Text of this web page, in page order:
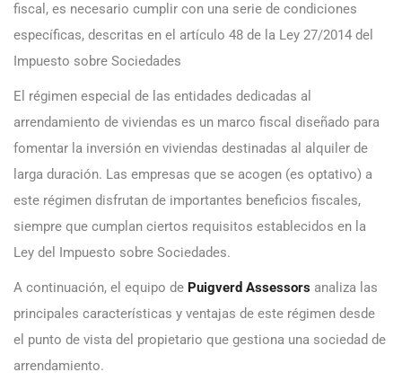
fiscal, es necesario cumplir con una serie de condiciones
específicas, descritas en el artículo 48 de la Ley 27/2014 del
Impuesto sobre Sociedades
El régimen especial de las entidades dedicadas al
arrendamiento de viviendas es un marco fiscal diseñado para
fomentar la inversión en viviendas destinadas al alquiler de
larga duración. Las empresas que se acogen (es optativo) a
este régimen disfrutan de importantes beneficios fiscales,
siempre que cumplan ciertos requisitos establecidos en la
Ley del Impuesto sobre Sociedades.
A continuación, el equipo de Puigverd Assessors analiza las
principales características y ventajas de este régimen desde
el punto de vista del propietario que gestiona una sociedad de
arrendamiento.